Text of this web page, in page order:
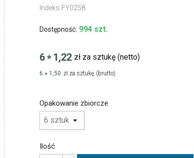
Indeks FY0258
Dostępność: 994 szt.
6* 1,22 zł za sztukę (netto)
6 * 1,50 zł za sztukę (brutto)
Opakowanie zbiorcze
Ilość